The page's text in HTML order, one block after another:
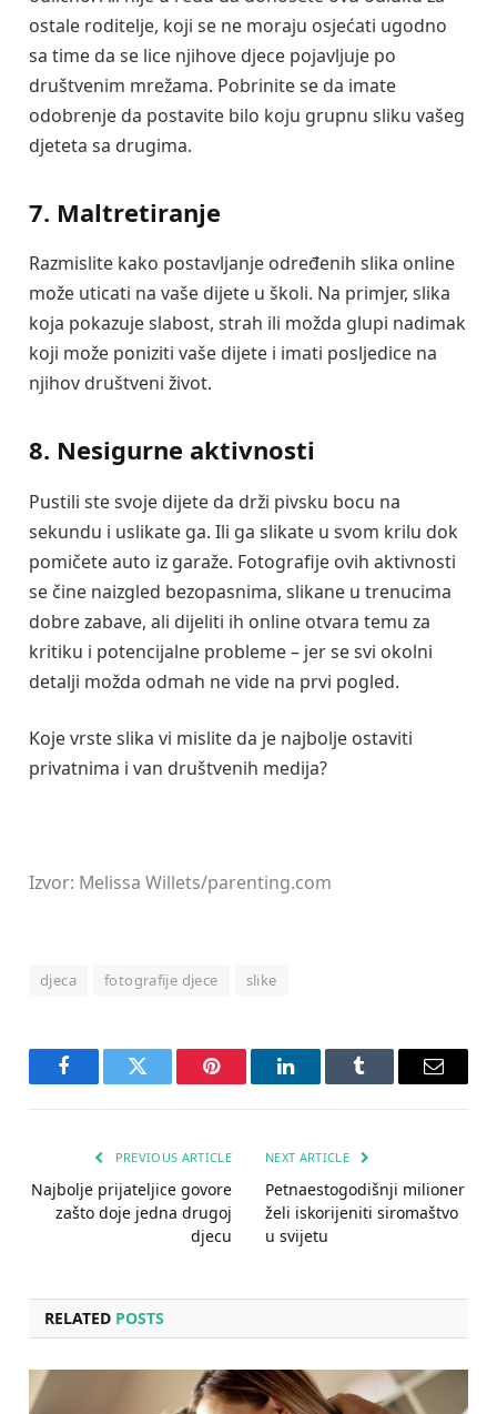
ostale roditelje, koji se ne moraju osjećati ugodno
sa time da se lice njihove djece pojavljuje po
društvenim mrežama. Pobrinite se da imate
odobrenje da postavite bilo koju grupnu sliku vašeg
djeteta sa drugima.
7. Maltretiranje
Razmislite kako postavljanje određenih slika online
može uticati na vaše dijete u školi. Na primjer, slika
koja pokazuje slabost, strah ili možda glupi nadimak
koji može poniziti vaše dijete i imati posljedice na
njihov društveni život.
8. Nesigurne aktivnosti
Pustili ste svoje dijete da drži pivsku bocu na
sekundu i uslikate ga. Ili ga slikate u svom krilu dok
pomičete auto iz garaže. Fotografije ovih aktivnosti
se čine naizgled bezopasnima, slikane u trenucima
dobre zabave, ali dijeliti ih online otvara temu za
kritiku i potencijalne probleme – jer se svi okolni
detalji možda odmah ne vide na prvi pogled.
Koje vrste slika vi mislite da je najbolje ostaviti
privatnima i van društvenih medija?
Izvor: Melissa Willets/parenting.com
djeca fotografije djece slike
FacebookTwitter Pinterest LinkedInTumblr Email
PREVIOUS ARTICLE
Najbolje prijateljice govore
zašto doje jedna drugoj
djecu
NEXT ARTICLE
Petnaestogodišnji milioner
želi iskorijeniti siromaštvo
u svijetu
RELATED POSTS